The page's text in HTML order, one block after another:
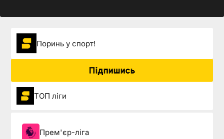
Поринь у спорт!
Підпишись
ТОП ліги
Прем'єр-ліга